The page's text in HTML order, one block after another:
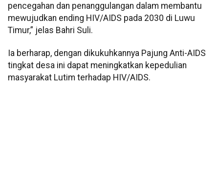
pencegahan dan penanggulangan dalam membantu
mewujudkan ending HIV/AIDS pada 2030 di Luwu
Timur,” jelas Bahri Suli.
Ia berharap, dengan dikukuhkannya Pajung Anti-AIDS
tingkat desa ini dapat meningkatkan kepedulian
masyarakat Lutim terhadap HIV/AIDS.